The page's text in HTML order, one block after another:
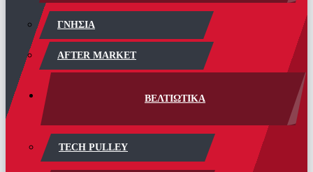
ΓΝΗΣΙΑ
AFTER MARKET
ΒΕΛΤΙΩΤΙΚΑ
TECH PULLEY